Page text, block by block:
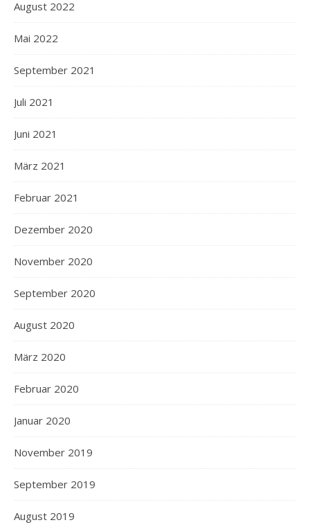
August 2022
Mai 2022
September 2021
Juli 2021
Juni 2021
März 2021
Februar 2021
Dezember 2020
November 2020
September 2020
August 2020
März 2020
Februar 2020
Januar 2020
November 2019
September 2019
August 2019